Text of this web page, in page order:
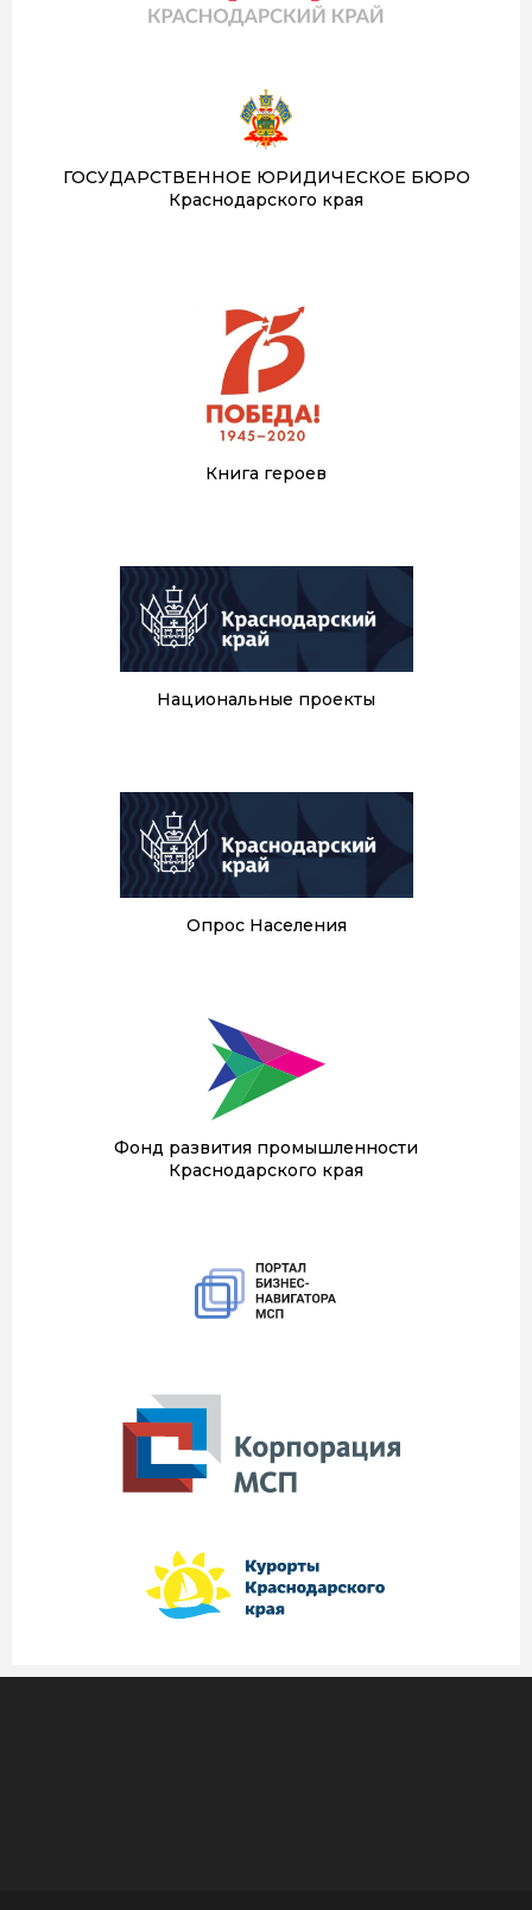
ГОСУДАРСТВЕННОЕ ЮРИДИЧЕСКОЕ БЮРО
Краснодарского края
Книга героев
Национальные проекты
Опрос Населения
Фонд развития промышленности
Краснодарского края